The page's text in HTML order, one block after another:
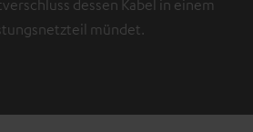
dessen Kabel in einem
mündet.